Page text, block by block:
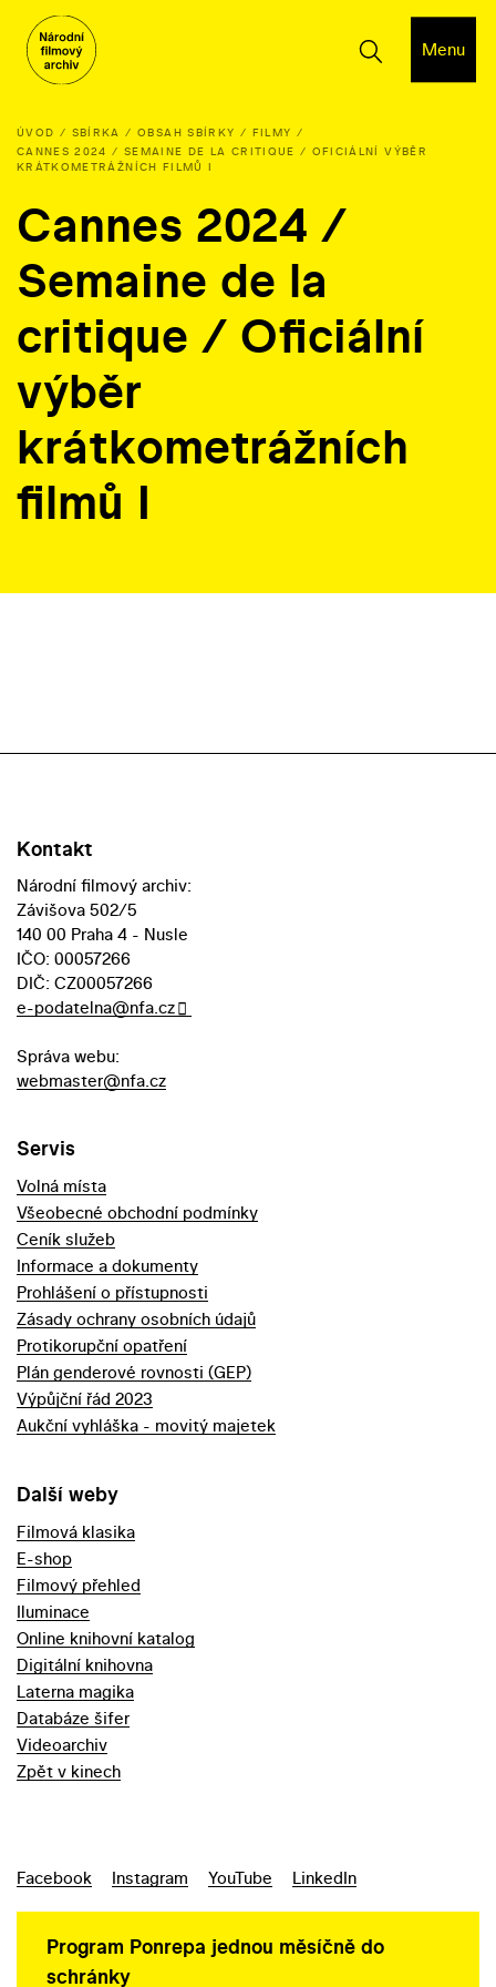
Menu
ÚVOD SBÍRKA OBSAH SBÍRKY
FILMY
CANNES 2024 / SEMAINE DE LA CRITIQUE / OFICIÁLNÍ VÝBĚR
KRÁTKOMETRÁŽNÍCH FILMŮ I
Cannes 2024 /
Semaine de la
critique / Oficiální
výběr
krátkometrážních
filmů I
Kontakt
Národní filmový archiv:
Závišova 502/5
140 00 Praha 4 - Nusle
IČO: 00057266
DIČ: CZ00057266
e-podatelna@nfa.cz
Správa webu:
webmaster@nfa.cz
Servis
Volná místa
Všeobecné obchodní podmínky
Ceník služeb
Informace a dokumenty
Prohlášení o přístupnosti
Zásady ochrany osobních údajů
Protikorupční opatření
Plán genderové rovnosti (GEP)
Výpůjční řád 2023
Aukční vyhláška - movitý majetek
Další weby
Filmová klasika
E-shop
Filmový přehled
Iluminace
Online knihovní katalog
Digitální knihovna
Laterna magika
Databáze šifer
Videoarchiv
Zpět v kinech
Facebook Instagram YouTube LinkedIn
Program Ponrepa jednou měsíčně do
schránky